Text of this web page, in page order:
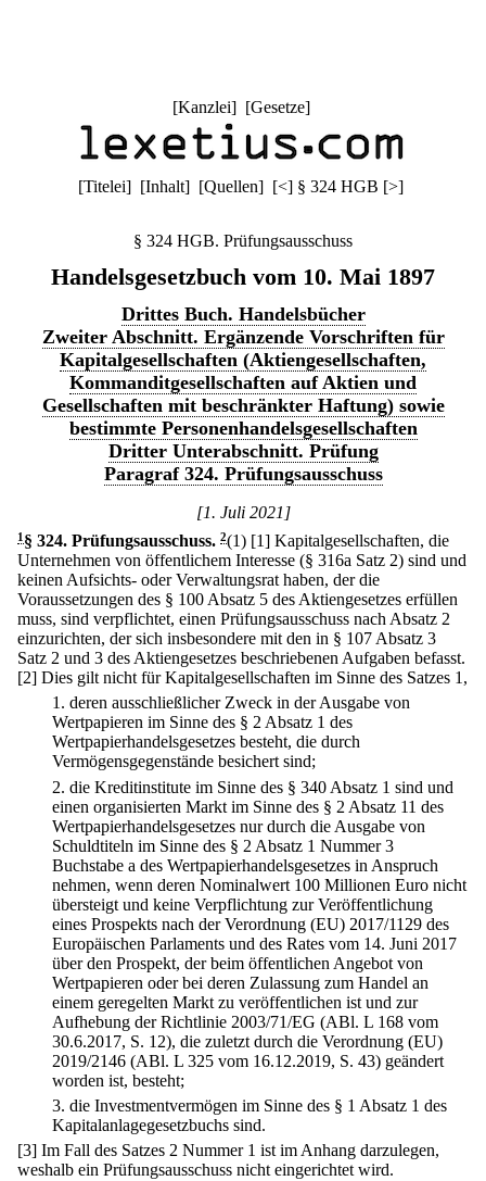
[Kanzlei] [Gesetze]
[Titelei] [Inhalt] [Quellen] [<] § 324 HGB [>]
§ 324 HGB. Prüfungsausschuss
Handelsgesetzbuch vom 10. Mai 1897
Drittes Buch. Handelsbücher
Zweiter Abschnitt. Ergänzende Vorschriften für
Kapitalgesellschaften (Aktiengesellschaften,
Kommanditgesellschaften auf Aktien und
Gesellschaften mit beschränkter Haftung) sowie
bestimmte Personenhandelsgesellschaften
Dritter Unterabschnitt. Prüfung
Paragraf 324. Prüfungsausschuss
[1. Juli 2021]
1 § 324. Prüfungsausschuss. 2(1) [1] Kapitalgesellschaften, die
Unternehmen von öffentlichem Interesse (§ 316a Satz 2) sind und
keinen Aufsichts- oder Verwaltungsrat haben, der die
Voraussetzungen des § 100 Absatz 5 des Aktiengesetzes erfüllen
muss, sind verpflichtet, einen Prüfungsausschuss nach Absatz 2
einzurichten, der sich insbesondere mit den in § 107 Absatz 3
Satz 2 und 3 des Aktiengesetzes beschriebenen Aufgaben befasst.
[2] Dies gilt nicht für Kapitalgesellschaften im Sinne des Satzes 1,
1. deren ausschließlicher Zweck in der Ausgabe von
Wertpapieren im Sinne des § 2 Absatz 1 des
Wertpapierhandelsgesetzes besteht, die durch
Vermögensgegenstände besichert sind;
2. die Kreditinstitute im Sinne des § 340 Absatz 1 sind und
einen organisierten Markt im Sinne des § 2 Absatz 11 des
Wertpapierhandelsgesetzes nur durch die Ausgabe von
Schuldtiteln im Sinne des § 2 Absatz 1 Nummer 3
Buchstabe a des Wertpapierhandelsgesetzes in Anspruch
nehmen, wenn deren Nominalwert 100 Millionen Euro nicht
übersteigt und keine Verpflichtung zur Veröffentlichung
eines Prospekts nach der Verordnung (EU) 2017/1129 des
Europäischen Parlaments und des Rates vom 14. Juni 2017
über den Prospekt, der beim öffentlichen Angebot von
Wertpapieren oder bei deren Zulassung zum Handel an
einem geregelten Markt zu veröffentlichen ist und zur
Aufhebung der Richtlinie 2003/71/EG (ABl. L 168 vom
30.6.2017, S. 12), die zuletzt durch die Verordnung (EU)
2019/2146 (ABl. L 325 vom 16.12.2019, S. 43) geändert
worden ist, besteht;
3. die Investmentvermögen im Sinne des § 1 Absatz 1 des
Kapitalanlagegesetzbuchs sind.
[3] Im Fall des Satzes 2 Nummer 1 ist im Anhang darzulegen,
weshalb ein Prüfungsausschuss nicht eingerichtet wird.